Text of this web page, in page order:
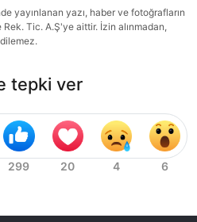
yayınlanan yazı, haber ve fotoğrafların
Tic. A.Ş'ye aittir. İzin alınmadan,
tepki ver